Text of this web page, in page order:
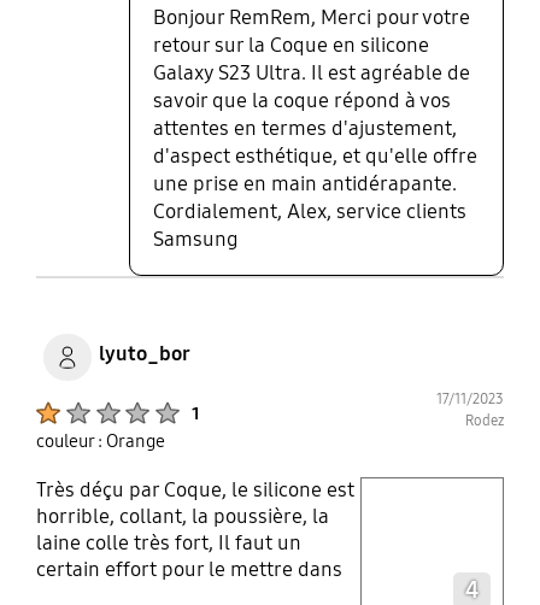
Bonjour RemRem, Merci pour votre
retour sur la Coque en silicone
Galaxy S23 Ultra. Il est agréable de
savoir que la coque répond à vos
attentes en termes d'ajustement,
d'aspect esthétique, et qu'elle offre
une prise en main antidérapante.
Cordialement, Alex, service clients
Samsung
lyuto_bor
1
17/11/2023
Rodez
couleur : Orange
Très déçu par Coque, le silicone est
horrible, collant, la poussière, la
laine colle très fort, Il faut un
certain effort pour le mettre dans
4